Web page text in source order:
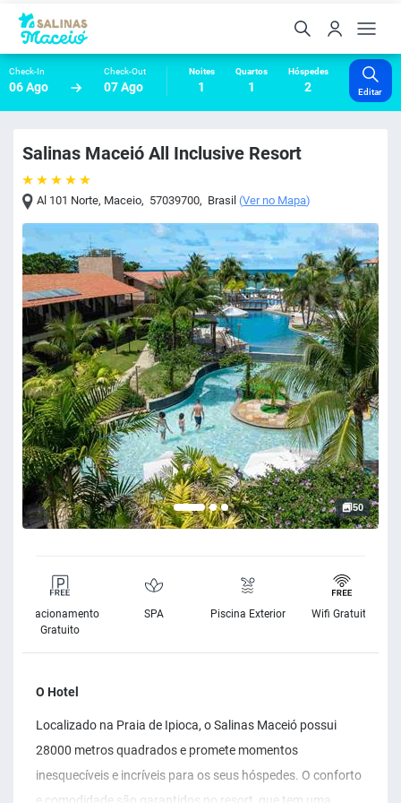
Check-In
06 Ago
Check-Out
07 Ago
Noites
1
Quartos
1
Hóspedes
2 Editar
Salinas Maceió All Inclusive Resort
Al 101 Norte, Maceio, 57039700, Brasil (Ver no Mapa)
50
Estacionamento
Gratuito
SPA Piscina Exterior Wifi Gratuito
O Hotel
Localizado na Praia de Ipioca, o Salinas Maceió possui
28000 metros quadrados e promete momentos
inesquecíveis e incríveis para os seus hóspedes. O conforto